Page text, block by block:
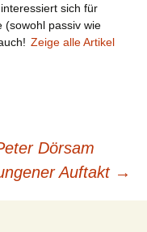
sich für
(sowohl passiv wie
Zeige alle Artikel
Dörsam
Auftakt →